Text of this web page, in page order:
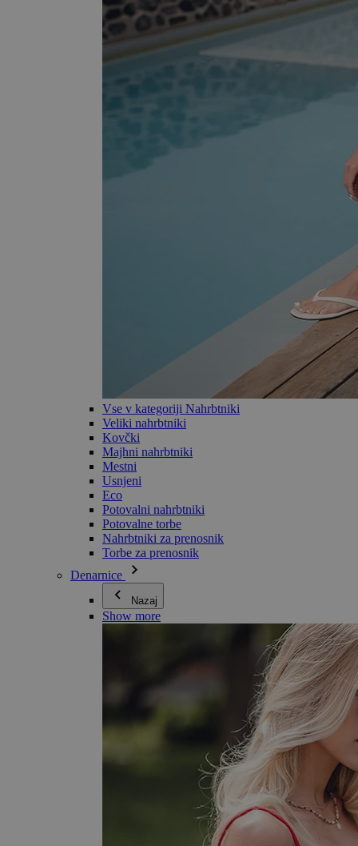
Vse v kategoriji Nahrbtniki
Veliki nahrbtniki
Kovčki
Majhni nahrbtniki
Mestni
Usnjeni
Eco
Potovalni nahrbtniki
Potovalne torbe
Nahrbtniki za prenosnik
Torbe za prenosnik
Denarnice
Nazaj
Show more